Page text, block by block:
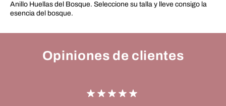
Anillo Huellas del Bosque. Seleccione su talla y lleve consigo la
esencia del bosque.
Opiniones de clientes